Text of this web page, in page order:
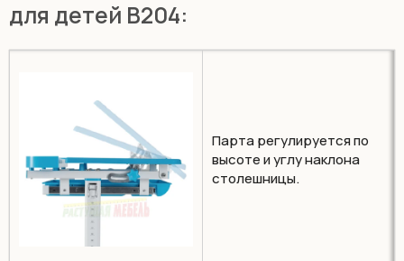
для детей B204:
Парта регулируется по
высоте и углу наклона
столешницы.